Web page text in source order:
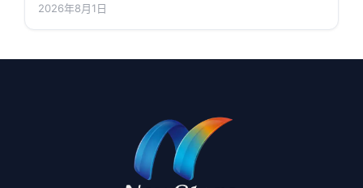
2026年8月1日